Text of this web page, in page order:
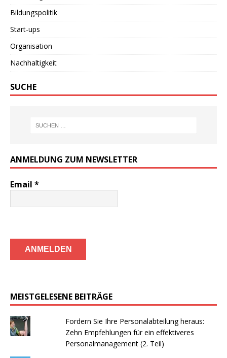
Bildungspolitik
Start-ups
Organisation
Nachhaltigkeit
SUCHE
ANMELDUNG ZUM NEWSLETTER
Email *
MEISTGELESENE BEITRÄGE
Fordern Sie Ihre Personalabteilung heraus:
Zehn Empfehlungen für ein effektiveres
Personalmanagement (2. Teil)